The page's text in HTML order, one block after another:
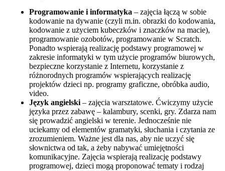
Programowanie i informatyka – zajęcia łączą w sobie
kodowanie na dywanie (czyli m.in. obrazki do kodowania,
kodowanie z użyciem kubeczków i znaczków na macie),
programowanie ozobotów, programowanie w Scratch.
Ponadto wspierają realizację podstawy programowej w
zakresie informatyki w tym użycie programów biurowych,
bezpieczne korzystanie z Internetu, korzystanie z
różnorodnych programów wspierających realizację
projektów dzieci np. programy graficzne, obróbka audio,
video.
Język angielski – zajęcia warsztatowe. Ćwiczymy użycie
języka przez zabawę – kalambury, scenki, gry. Zdarza nam
się prowadzić angielski w terenie. Jednocześnie nie
uciekamy od elementów gramatyki, słuchania i czytania ze
zrozumieniem. Ważne jest dla nas, aby nie uczyć się
słownictwa od tak, a żeby nabywać umiejętności
komunikacyjne. Zajęcia wspierają realizację podstawy
programowej, dzieci mogą proponować tematy i rodzaj